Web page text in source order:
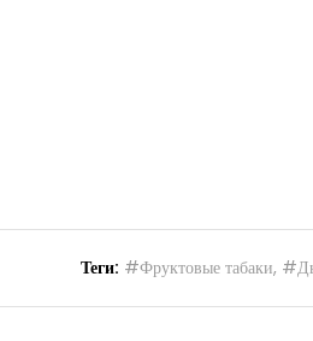
Теги: #Фруктовые табаки,